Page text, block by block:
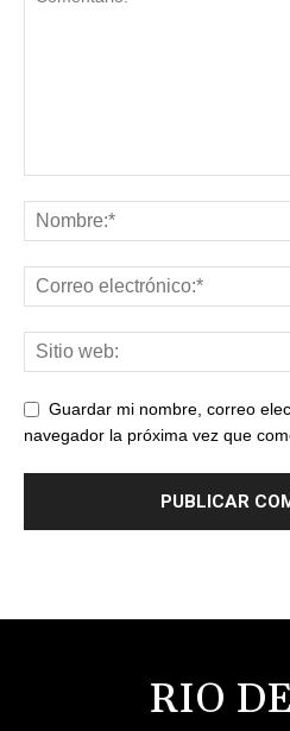
Guardar mi nombre, correo
navegador la próxima vez que
RIO